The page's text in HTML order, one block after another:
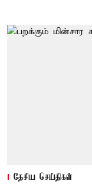
தேசிய செய்திகள்